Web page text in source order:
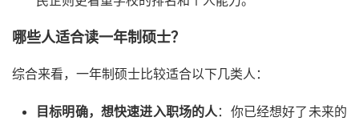
哪些人适合读一年制硕士？
综合来看，一年制硕士比较适合以下几类人：
目标明确，想快速进入职场的人：你已经想好了未来的